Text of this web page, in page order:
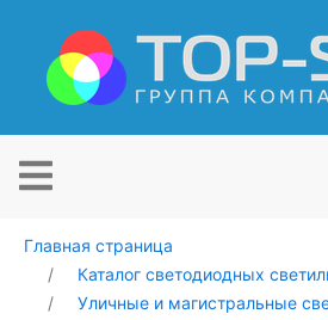
Главная страница
Каталог светодиодных
Уличные и магистральные